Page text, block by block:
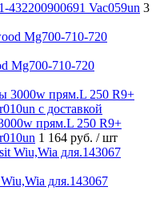
432200900691 Vac059un 3
Mg700-710-720
прям.L 250 R9+
1 164 руб. / шт
для.143067